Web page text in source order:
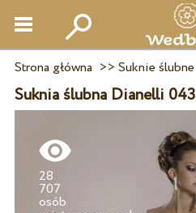
Strona główna >> Suknie ślubne
Suknia ślubna Dianelli 043
28
707
osób